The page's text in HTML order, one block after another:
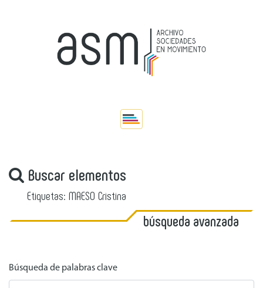
Buscar elementos
Etiquetas: MAESO Cristina
búsqueda avanzada
Búsqueda de palabras clave